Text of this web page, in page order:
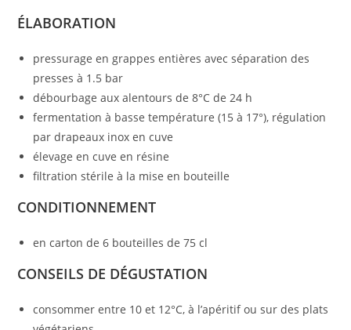
ÉLABORATION
pressurage en grappes entières avec séparation des
presses à 1.5 bar
débourbage aux alentours de 8°C de 24 h
fermentation à basse température (15 à 17°), régulation
par drapeaux inox en cuve
élevage en cuve en résine
filtration stérile à la mise en bouteille
CONDITIONNEMENT
en carton de 6 bouteilles de 75 cl
CONSEILS DE DÉGUSTATION
consommer entre 10 et 12°C, à l’apéritif ou sur des plats